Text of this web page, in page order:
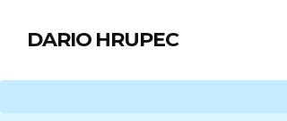
DARIO HRUPEC